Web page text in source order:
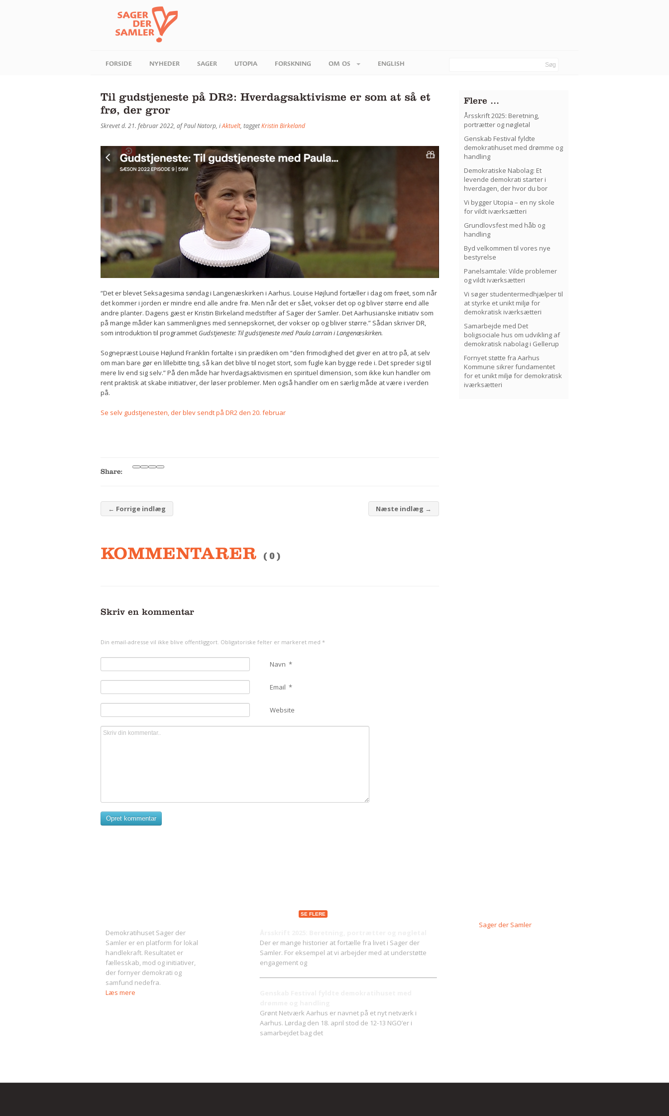
FORSIDE NYHEDER SAGER UTOPIA FORSKNING OM OS ENGLISH
Til gudstjeneste på DR2: Hverdagsaktivisme er som at så et
frø, der gror
Skrevet d. 21. februar 2022, af Paul Natorp, iAktuelt, taggetKristin Birkeland
“Det er blevet Seksagesima søndag i Langenæskirken i Aarhus. Louise Højlund fortæller i dag om frøet, som når
det kommer i jorden er mindre end alle andre frø. Men når det er sået, vokser det op og bliver større end alle
andre planter. Dagens gæst er Kristin Birkeland medstifter af Sager der Samler. Det Aarhusianske initiativ som
på mange måder kan sammenlignes med sennepskornet, der vokser op og bliver større.” Sådan skriver DR,
som introduktion til programmet Gudstjeneste: Til gudstjeneste med Paula Larrain i Langenæskirken.
Sognepræst Louise Højlund Franklin fortalte i sin prædiken om “den frimodighed det giver en at tro på, at selv
om man bare gør en lillebitte ting, så kan det blive til noget stort, som fugle kan bygge rede i. Det spreder sig til
mere liv end sig selv.” På den måde har hverdagsaktivismen en spirituel dimension, som ikke kun handler om
rent praktisk at skabe initiativer, der løser problemer. Men også handler om en særlig måde at være i verden
på.
Se selv gudstjenesten, der blev sendt på DR2 den 20. februar
Share:
← Forrige indlæg Næste indlæg →
KOMMENTARER ( 0 )
Skriv en kommentar
Din email-adresse vil ikke blive offentliggort. Obligatoriske felter er markeret med *
Navn *
Email *
Website
Opret kommentar
Flere …
Årsskrift 2025: Beretning,
portrætter og nøgletal
Genskab Festival fyldte
demokratihuset med drømme og
handling
Demokratiske Nabolag: Et
levende demokrati starter i
hverdagen, der hvor du bor
Vi bygger Utopia – en ny skole
for vildt iværksætteri
Grundlovsfest med håb og
handling
Byd velkommen til vores nye
bestyrelse
Panelsamtale: Vilde problemer
og vildt iværksætteri
Vi søger studentermedhjælper til
at styrke et unikt miljø for
demokratisk iværksætteri
Samarbejde med Det
boligsociale hus om udvikling af
demokratisk nabolag i Gellerup
Fornyet støtte fra Aarhus
Kommune sikrer fundamentet
for et unikt miljø for demokratisk
iværksætteri
Demokratihuset Sager der
Samler er en platform for lokal
handlekraft. Resultatet er
fællesskab, mod og initiativer,
der fornyer demokrati og
samfund nedefra.
Læs mere
SE FLERE
Der er mange historier at fortælle fra livet i Sager der
Samler. For eksempel at vi arbejder med at understøtte
engagement og
Grønt Netværk Aarhus er navnet på et nyt netværk i
Aarhus. Lørdag den 18. april stod de 12-13 NGO’er i
samarbejdet bag det
Sager der Samler